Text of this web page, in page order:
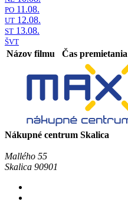
PO 11.08.
UT 12.08.
ST 13.08.
ŠVT
Názov filmu Čas premietania
Nákupné centrum Skalica
Mallého 55
Skalica 90901